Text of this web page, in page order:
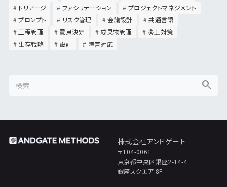
トリアージ
ファシリテーション
プロジェクトマネジメント
プロンプト
リスク管理 会議設計
共通言語
工程管理
意思決定 成果物管理
炎上対策
生存戦略
設計 障害対応
株式会社アンドゲート
〒104-0061
東京都中央区銀座2-14-4
銀座スクエア 8F